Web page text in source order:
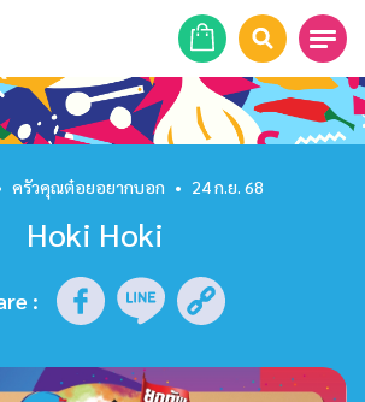
ครัวคุณต๋อยอยากบอก • 24 ก.ย. 68
Hoki Hoki
: